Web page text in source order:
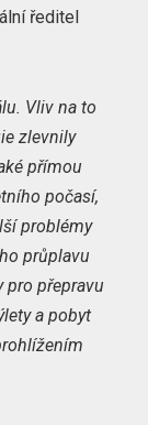
ředitel
Vliv na to
zlevnily
přímou
počasí,
problémy
průplavu
pro přepravu
a pobyt